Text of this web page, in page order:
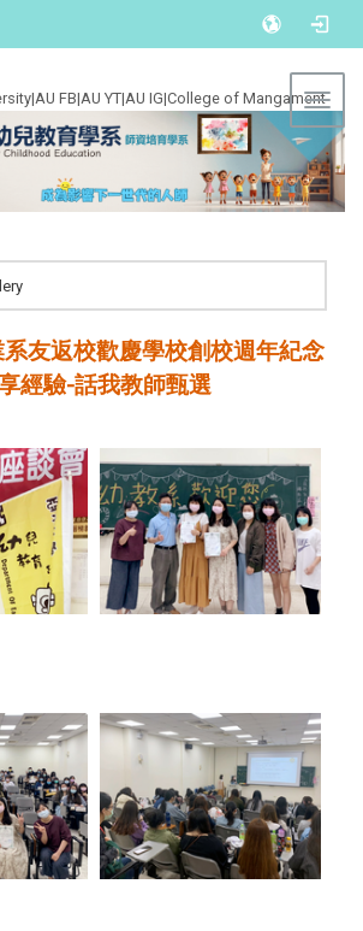
|AU FB|AU YT|AU IG|College of Mangament
友返校歡慶學校創校週年紀念
經驗-話我教師甄選